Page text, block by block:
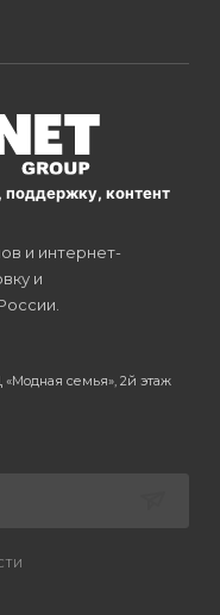
контент
и интернет-
и
«Модная семья», 2й этаж